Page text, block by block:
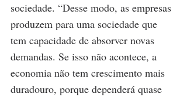
sociedade. “Desse modo, as empresas
produzem para uma sociedade que
tem capacidade de absorver novas
demandas. Se isso não acontece, a
economia não tem crescimento mais
duradouro, porque dependerá quase